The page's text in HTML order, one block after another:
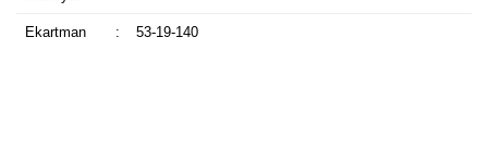
Ekartman : 53-19-140